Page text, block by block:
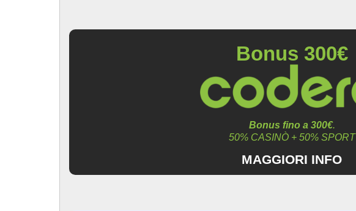
Bonus 300€
Bonus fino a 300€.
50% CASINÒ + 50% SPORT
MAGGIORI INFO